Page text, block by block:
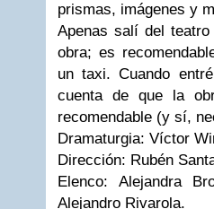
prismas, imágenes y
Apenas salí del
obra; es
un taxi. Cuando
cuenta de que la
recomendable (y sí,
Dramaturgia: Víctor
Dirección: Rubén
Elenco: Alejandra
Alejandro Rivarola.